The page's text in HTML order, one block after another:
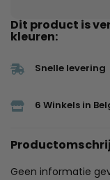
Dit product is
kleuren:
Snelle levering
6 Winkels in
Geen informatie